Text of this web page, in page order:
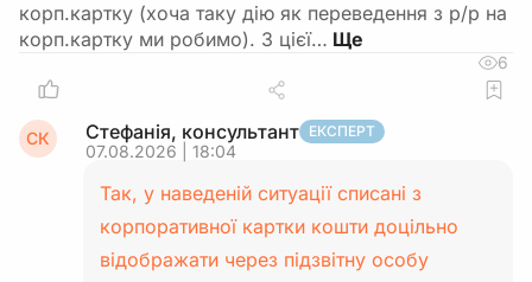
корп.картку (хоча таку дію як переведення з р/р на
корп.картку ми робимо). З цієї…
6
СК Стефанія, консультант ЕКСПЕРТ
07.08.2026 | 18:04
Так, у наведеній ситуації списані з
корпоративної картки кошти доцільно
відображати через підзвітну особу